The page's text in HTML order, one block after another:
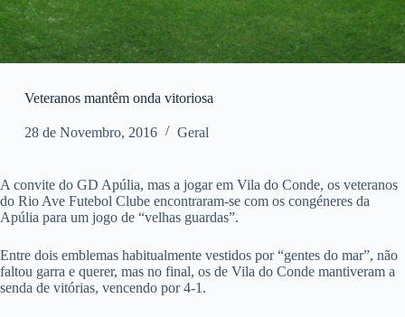
Veteranos mantêm onda vitoriosa
28 de Novembro, 2016 Geral
A convite do GD Apúlia, mas a jogar em Vila do Conde, os veteranos
do Rio Ave Futebol Clube encontraram-se com os congéneres da
Apúlia para um jogo de “velhas guardas”.
Entre dois emblemas habitualmente vestidos por “gentes do mar”, não
faltou garra e querer, mas no final, os de Vila do Conde mantiveram a
senda de vitórias, vencendo por 4-1.